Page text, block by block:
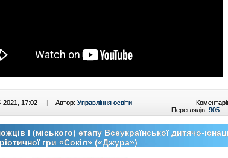
2021, 17:02 | Автор: Управління освіти
Переглядів: 905
І (міського) етапу Всеукраїнської дитячо-
гри «Сокіл» («Джура»)